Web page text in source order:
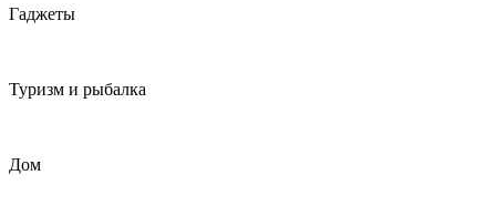
Гаджеты
Туризм и рыбалка
Дом